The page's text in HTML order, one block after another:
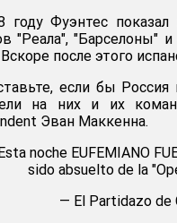
году Фуэнтес
"Реала", "Барселоны"
после этого
если бы
на них и их
Эван Маккенна.
noche EUFEMIANO
sido absuelto de la
— El Partidazo de